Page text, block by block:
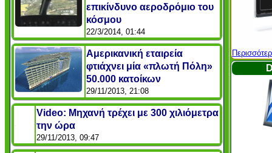
επικίνδυνο αεροδρόμιο του
κόσμου
22/3/2014, 01:44
Αμερικανική εταιρεία
φτιάχνει μία «πλωτή Πόλη»
50.000 κατοίκων
29/11/2013, 21:08
Video: Μηχανή τρέχει με 300 χιλιόμετρα
την ώρα
29/11/2013, 09:47